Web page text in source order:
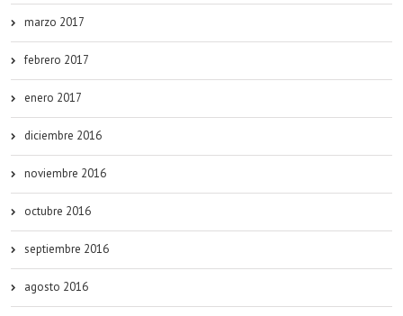
marzo 2017
febrero 2017
enero 2017
diciembre 2016
noviembre 2016
octubre 2016
septiembre 2016
agosto 2016